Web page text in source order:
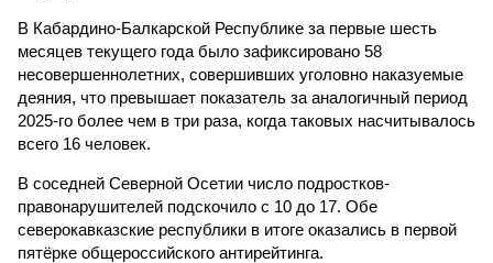
В Кабардино-Балкарской Республике за первые шесть
месяцев текущего года было зафиксировано 58
несовершеннолетних, совершивших уголовно наказуемые
деяния, что превышает показатель за аналогичный период
2025-го более чем в три раза, когда таковых насчитывалось
всего 16 человек.
В соседней Северной Осетии число подростков-
правонарушителей подскочило с 10 до 17. Обе
северокавказские республики в итоге оказались в первой
пятёрке общероссийского антирейтинга.